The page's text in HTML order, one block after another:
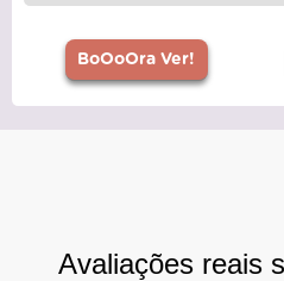
BoOoOra Ver!
Avaliações reais